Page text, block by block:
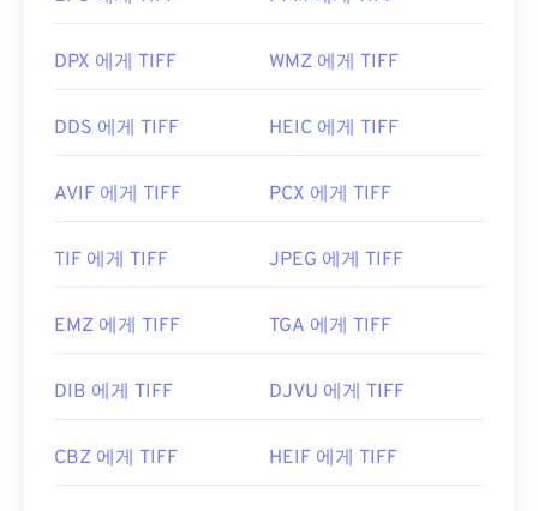
GIMP
), Adobe , ACDSee 와 같은 대체 프
로그램도 TIFF 파일을 열고 처리하는 데 유용합니다.
최초 출시:1986년
DPX 에게 TIFF WMZ 에게 TIFF
DDS 에게 TIFF HEIC 에게 TIFF
AVIF 에게 TIFF PCX 에게 TIFF
TIF 에게 TIFF JPEG 에게 TIFF
EMZ 에게 TIFF TGA 에게 TIFF
DIB 에게 TIFF DJVU 에게 TIFF
CBZ 에게 TIFF HEIF 에게 TIFF